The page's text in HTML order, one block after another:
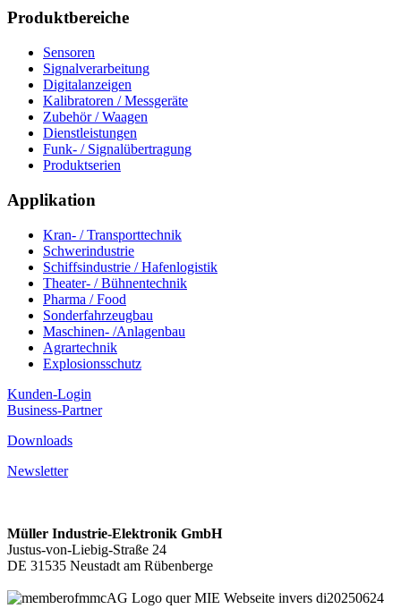
Produktbereiche
Sensoren
Signalverarbeitung
Digitalanzeigen
Kalibratoren / Messgeräte
Zubehör / Waagen
Dienstleistungen
Funk- / Signalübertragung
Produktserien
Applikation
Kran- / Transporttechnik
Schwerindustrie
Schiffsindustrie / Hafenlogistik
Theater- / Bühnentechnik
Pharma / Food
Sonderfahrzeugbau
Maschinen- /Anlagenbau
Agrartechnik
Explosionsschutz
Kunden-Login
Business-Partner
Downloads
Newsletter
Müller Industrie-Elektronik GmbH
Justus-von-Liebig-Straße 24
DE 31535 Neustadt am Rübenberge